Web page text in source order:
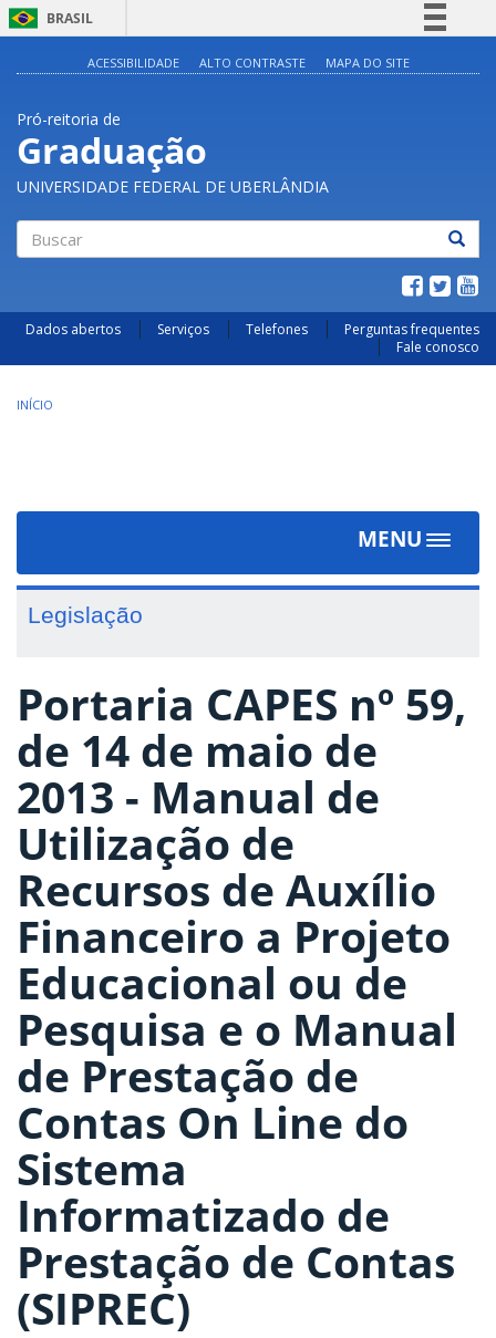
BRASIL
Legislação
Canais
ACESSIBILIDADE ALTO CONTRASTE MAPA DO SITE
Pró-reitoria de
Graduação
UNIVERSIDADE FEDERAL DE UBERLÂNDIA
Dados abertos Serviços Telefones
Perguntas frequentes
Fale conosco
INÍCIO
MENU
Toggle
Legislação
Portaria CAPES nº 59,
de 14 de maio de
2013 - Manual de
Utilização de
Recursos de Auxílio
Financeiro a Projeto
Educacional ou de
Pesquisa e o Manual
de Prestação de
Contas On Line do
Sistema
Informatizado de
Prestação de Contas
(SIPREC)